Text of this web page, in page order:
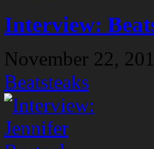
Interview:
November 22,
Beatsteaks